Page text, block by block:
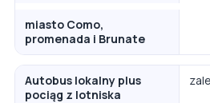
miasto Como,
promenada i Brunate
Autobus lokalny plus
pociąg z lotniska